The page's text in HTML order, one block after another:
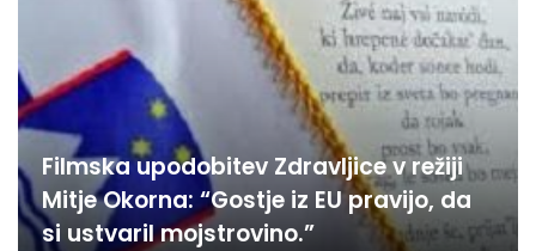
Filmska upodobitev Zdravljice v režiji
Mitje Okorna: “Gostje iz EU pravijo, da
si ustvaril mojstrovino.”